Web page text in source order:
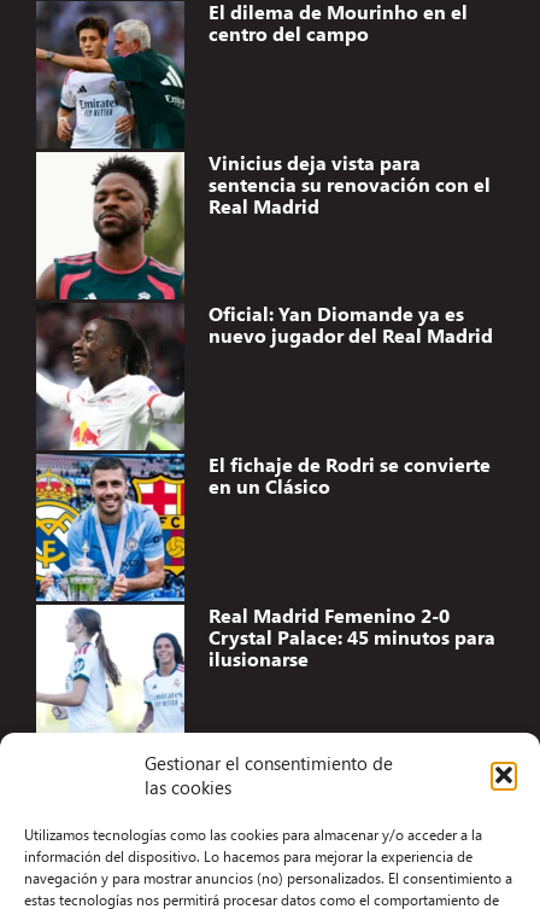
Gestionar el consentimiento de
las cookies
Utilizamos tecnologías como las cookies para almacenar y/o acceder a la
información del dispositivo. Lo hacemos para mejorar la experiencia de
navegación y para mostrar anuncios (no) personalizados. El consentimiento a
estas tecnologías nos permitirá procesar datos como el comportamiento de
El dilema de Mourinho en el
centro del campo
Vinicius deja vista para
sentencia su renovación con el
Real Madrid
Oficial: Yan Diomande ya es
nuevo jugador del Real Madrid
El fichaje de Rodri se convierte
en un Clásico
Real Madrid Femenino 2-0
Crystal Palace: 45 minutos para
ilusionarse
Aviso Legal
Términos y condiciones